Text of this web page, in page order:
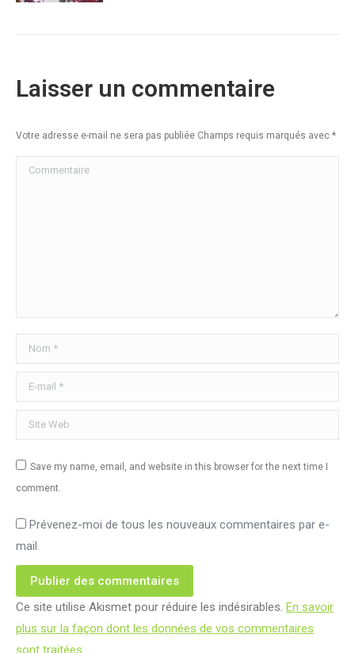
Laisser un commentaire
Votre adresse e-mail ne sera pas publiée Champs requis marqués avec *
Commentaire
Nom *
E-mail *
Site Web
Save my name, email, and website in this browser for the next time I
comment.
Prévenez-moi de tous les nouveaux commentaires par e-
mail.
Publier des commentaires
Ce site utilise Akismet pour réduire les indésirables. En savoir
plus sur la façon dont les données de vos commentaires
sont traitées